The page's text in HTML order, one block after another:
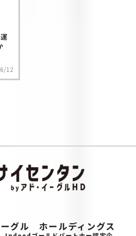
12
グル ホールディングス